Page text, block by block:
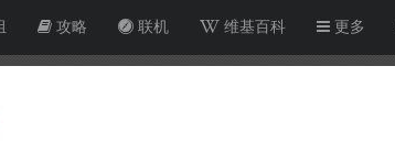
攻略 联机 维基百科 更多